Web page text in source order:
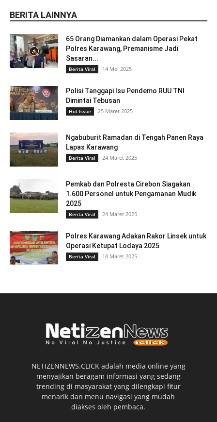
BERITA LAINNYA
65 Orang Diamankan dalam Operasi Pekat
Polres Karawang, Premanisme Jadi
Sasaran...
Berita Viral 14 Mei 2025
Polisi Tanggapi Isu Pendemo RUU TNI
Dimintai Tebusan
Hot Issue 25 Maret 2025
Ngabuburit Ramadan di Tengah Panen Raya
Lapas Karawang
Berita Viral 24 Maret 2025
Pemkab dan Polresta Cirebon Siagakan
1.600 Personel untuk Pengamanan Mudik
2025
Berita Viral 24 Maret 2025
Polres Karawang Adakan Rakor Linsek untuk
Operasi Ketupat Lodaya 2025
Berita Viral 18 Maret 2025
NETIZENNEWS.CLICK adalah media online yang
menyajikan beragam informasi yang sedang
trending di masyarakat yang dilengkapi fitur
menarik dan menu navigasi yang mudah
diakses oleh pembaca.